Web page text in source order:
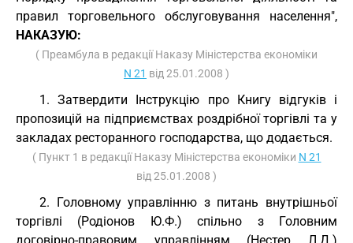
правил торговельного обслуговування населення",
НАКАЗУЮ:
( Преамбула в редакції Наказу Міністерства економіки
N 21 від 25.01.2008 )
1. Затвердити Інструкцію про Книгу відгуків і
пропозицій на підприємствах роздрібної торгівлі та у
закладах ресторанного господарства, що додається.
( Пункт 1 в редакції Наказу Міністерства економіки N 21
від 25.01.2008 )
2. Головному управлінню з питань внутрішньої
торгівлі (Родіонов Ю.Ф.) спільно з Головним